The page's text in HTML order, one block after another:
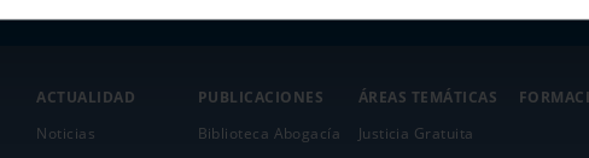
ACTUALIDAD
Noticias
PUBLICACIONES
Biblioteca Abogacía
ÁREAS TEMÁTICAS
Justicia Gratuita